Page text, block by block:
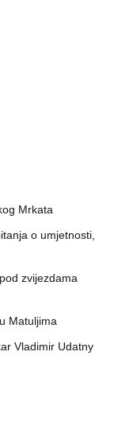
Mrkata
o umjetnosti,
zvijezdama
Matuljima
Vladimir Udatny